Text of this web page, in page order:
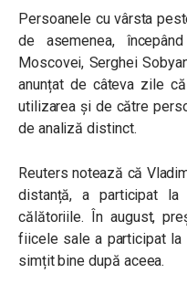
Persoanele cu vârsta
de asemenea,
Moscovei, Serghei
anunțat de câteva zile
utilizarea și de către
de analiză distinct.
Reuters notează că
distanță, a participat
călătoriile. În august,
fiicele sale a participat
simțit bine după aceea.